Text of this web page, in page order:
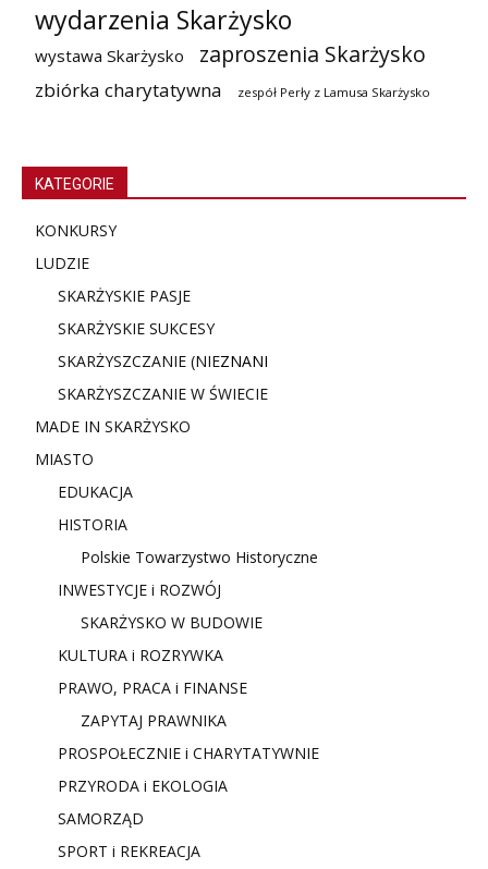
wydarzenia Skarżysko
wystawa Skarżysko zaproszenia Skarżysko
zbiórka charytatywna zespół Perły z Lamusa Skarżysko
KATEGORIE
KONKURSY
LUDZIE
SKARŻYSKIE PASJE
SKARŻYSKIE SUKCESY
SKARŻYSZCZANIE (NIEZNANI
SKARŻYSZCZANIE W ŚWIECIE
MADE IN SKARŻYSKO
MIASTO
EDUKACJA
HISTORIA
Polskie Towarzystwo Historyczne
INWESTYCJE i ROZWÓJ
SKARŻYSKO W BUDOWIE
KULTURA i ROZRYWKA
PRAWO, PRACA i FINANSE
ZAPYTAJ PRAWNIKA
PROSPOŁECZNIE i CHARYTATYWNIE
PRZYRODA i EKOLOGIA
SAMORZĄD
SPORT i REKREACJA